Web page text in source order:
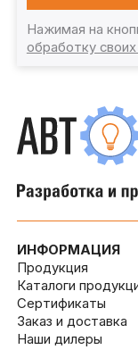
Нажимая на
обработку
ИНФОРМАЦИЯ
Продукция
Каталоги
Сертификаты
Заказ и доставка
Наши дилеры